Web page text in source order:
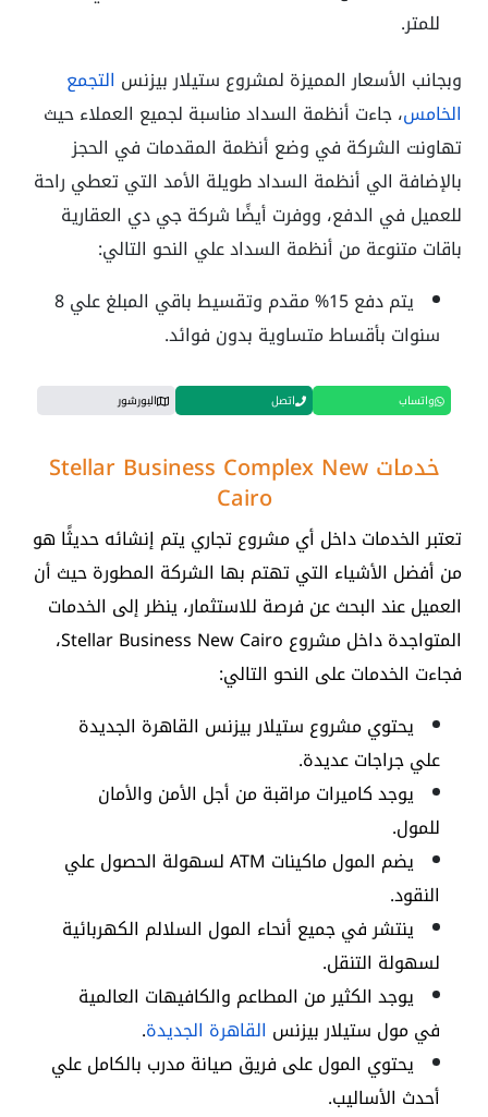
للمتر.
وبجانب الأسعار المميزة لمشروع ستيلار بيزنس التجمع
الخامس، جاءت أنظمة السداد مناسبة لجميع العملاء حيث
تهاونت الشركة في وضع أنظمة المقدمات في الحجز
بالإضافة الي أنظمة السداد طويلة الأمد التي تعطي راحة
للعميل في الدفع، ووفرت أيضًا شركة جي دي العقارية
باقات متنوعة من أنظمة السداد علي النحو التالي:
يتم دفع 15% مقدم وتقسيط باقي المبلغ علي 8
سنوات بأقساط متساوية بدون فوائد.
واتساب اتصل البورشور
خدمات Stellar Business Complex New
Cairo
تعتبر الخدمات داخل أي مشروع تجاري يتم إنشائه حديثًا هو
من أفضل الأشياء التي تهتم بها الشركة المطورة حيث أن
العميل عند البحث عن فرصة للاستثمار، ينظر إلى الخدمات
المتواجدة داخل مشروع Stellar Business New Cairo،
فجاءت الخدمات على النحو التالي:
يحتوي مشروع ستيلار بيزنس القاهرة الجديدة
علي جراجات عديدة.
يوجد كاميرات مراقبة من أجل الأمن والأمان
للمول.
يضم المول ماكينات ATM لسهولة الحصول علي
النقود.
ينتشر في جميع أنحاء المول السلالم الكهربائية
لسهولة التنقل.
يوجد الكثير من المطاعم والكافيهات العالمية
في مول ستيلار بيزنس القاهرة الجديدة.
يحتوي المول على فريق صيانة مدرب بالكامل علي
أحدث الأساليب.